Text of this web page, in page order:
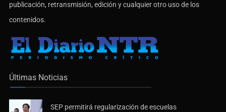
publicación, retransmisión, edición y cualquier otro uso de los
contenidos.
Últimas Noticias
SEP permitirá regularización de escuelas